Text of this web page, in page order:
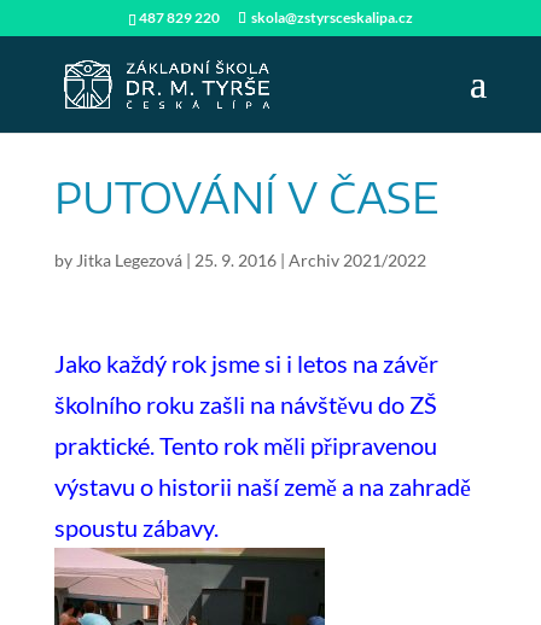
487 829 220 skola@zstyrsceskalipa.cz
PUTOVÁNÍ V ČASE
by Jitka Legezová| 25. 9. 2016| Archiv 2021/2022
Jako každý rok jsme si i letos na závěr
školního roku zašli na návštěvu do ZŠ
praktické. Tento rok měli připravenou
výstavu o historii naší země a na zahradě
spoustu zábavy.